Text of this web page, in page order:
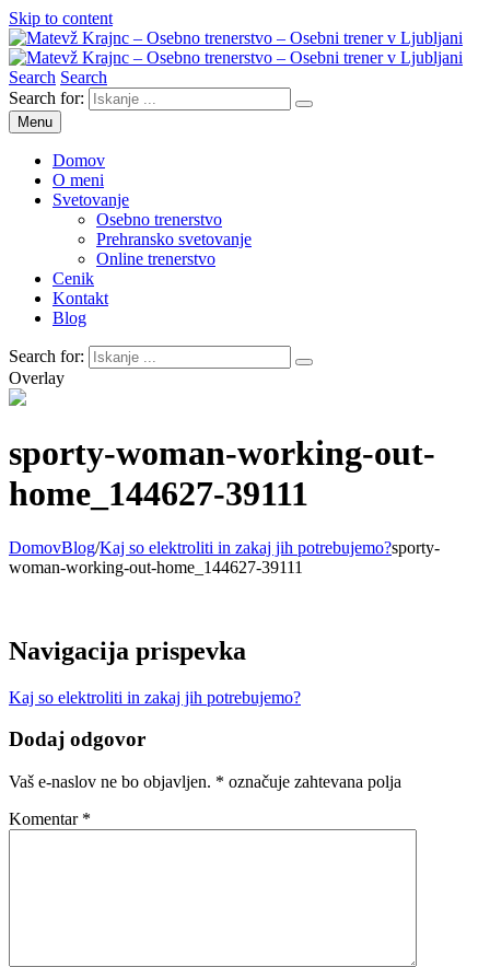
Skip to content
Matevž Krajnc – Osebno trenerstvo – Osebni trener v Ljubljani
Osebno trenerstvo
Search Search
Search for:
Menu
Domov
O meni
Svetovanje
Osebno trenerstvo
Prehransko svetovanje
Online trenerstvo
Cenik
Kontakt
Blog
Search for:
Overlay
sporty-woman-working-out-
home_144627-39111
DomovBlog/Kaj so elektroliti in zakaj jih potrebujemo?sporty-
woman-working-out-home_144627-39111
Navigacija prispevka
Kaj so elektroliti in zakaj jih potrebujemo?
Dodaj odgovor
Vaš e-naslov ne bo objavljen. * označuje zahtevana polja
Komentar *